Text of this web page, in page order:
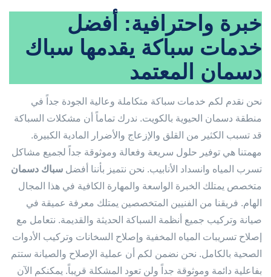
خبرة واحترافية: أفضل
خدمات سباكة يقدمها سباك
دسمان المعتمد
نحن نقدم لكم خدمات سباكة متكاملة وعالية الجودة جداً في
منطقة دسمان الحيوية بالكويت. ندرك تماماً أن مشكلات السباكة
قد تسبب الكثير من القلق والإزعاج والأضرار المادية الكبيرة.
مهمتنا هي توفير حلول سريعة وفعالة وموثوقة جداً لجميع مشاكل
تسرب المياه وانسداد الأنابيب. نحن نتميز بأننا أفضل سباك دسمان
متخصص يمتلك الخبرة الواسعة والمهارة الكافية في هذا المجال
الهام. فريقنا من الفنيين المتخصصين يمتلك معرفة عميقة في
صيانة وتركيب جميع أنظمة السباكة الحديثة والقديمة. نتعامل مع
إصلاح تسريبات المياه المخفية وإصلاح السخانات وتركيب الأدوات
الصحية بالكامل. نحن نضمن لكم أن عملية الإصلاح والصيانة ستتم
بفاعلية دائمة وموثوقة جداً ولن تعود المشكلة قريباً. يمكنكم الآن